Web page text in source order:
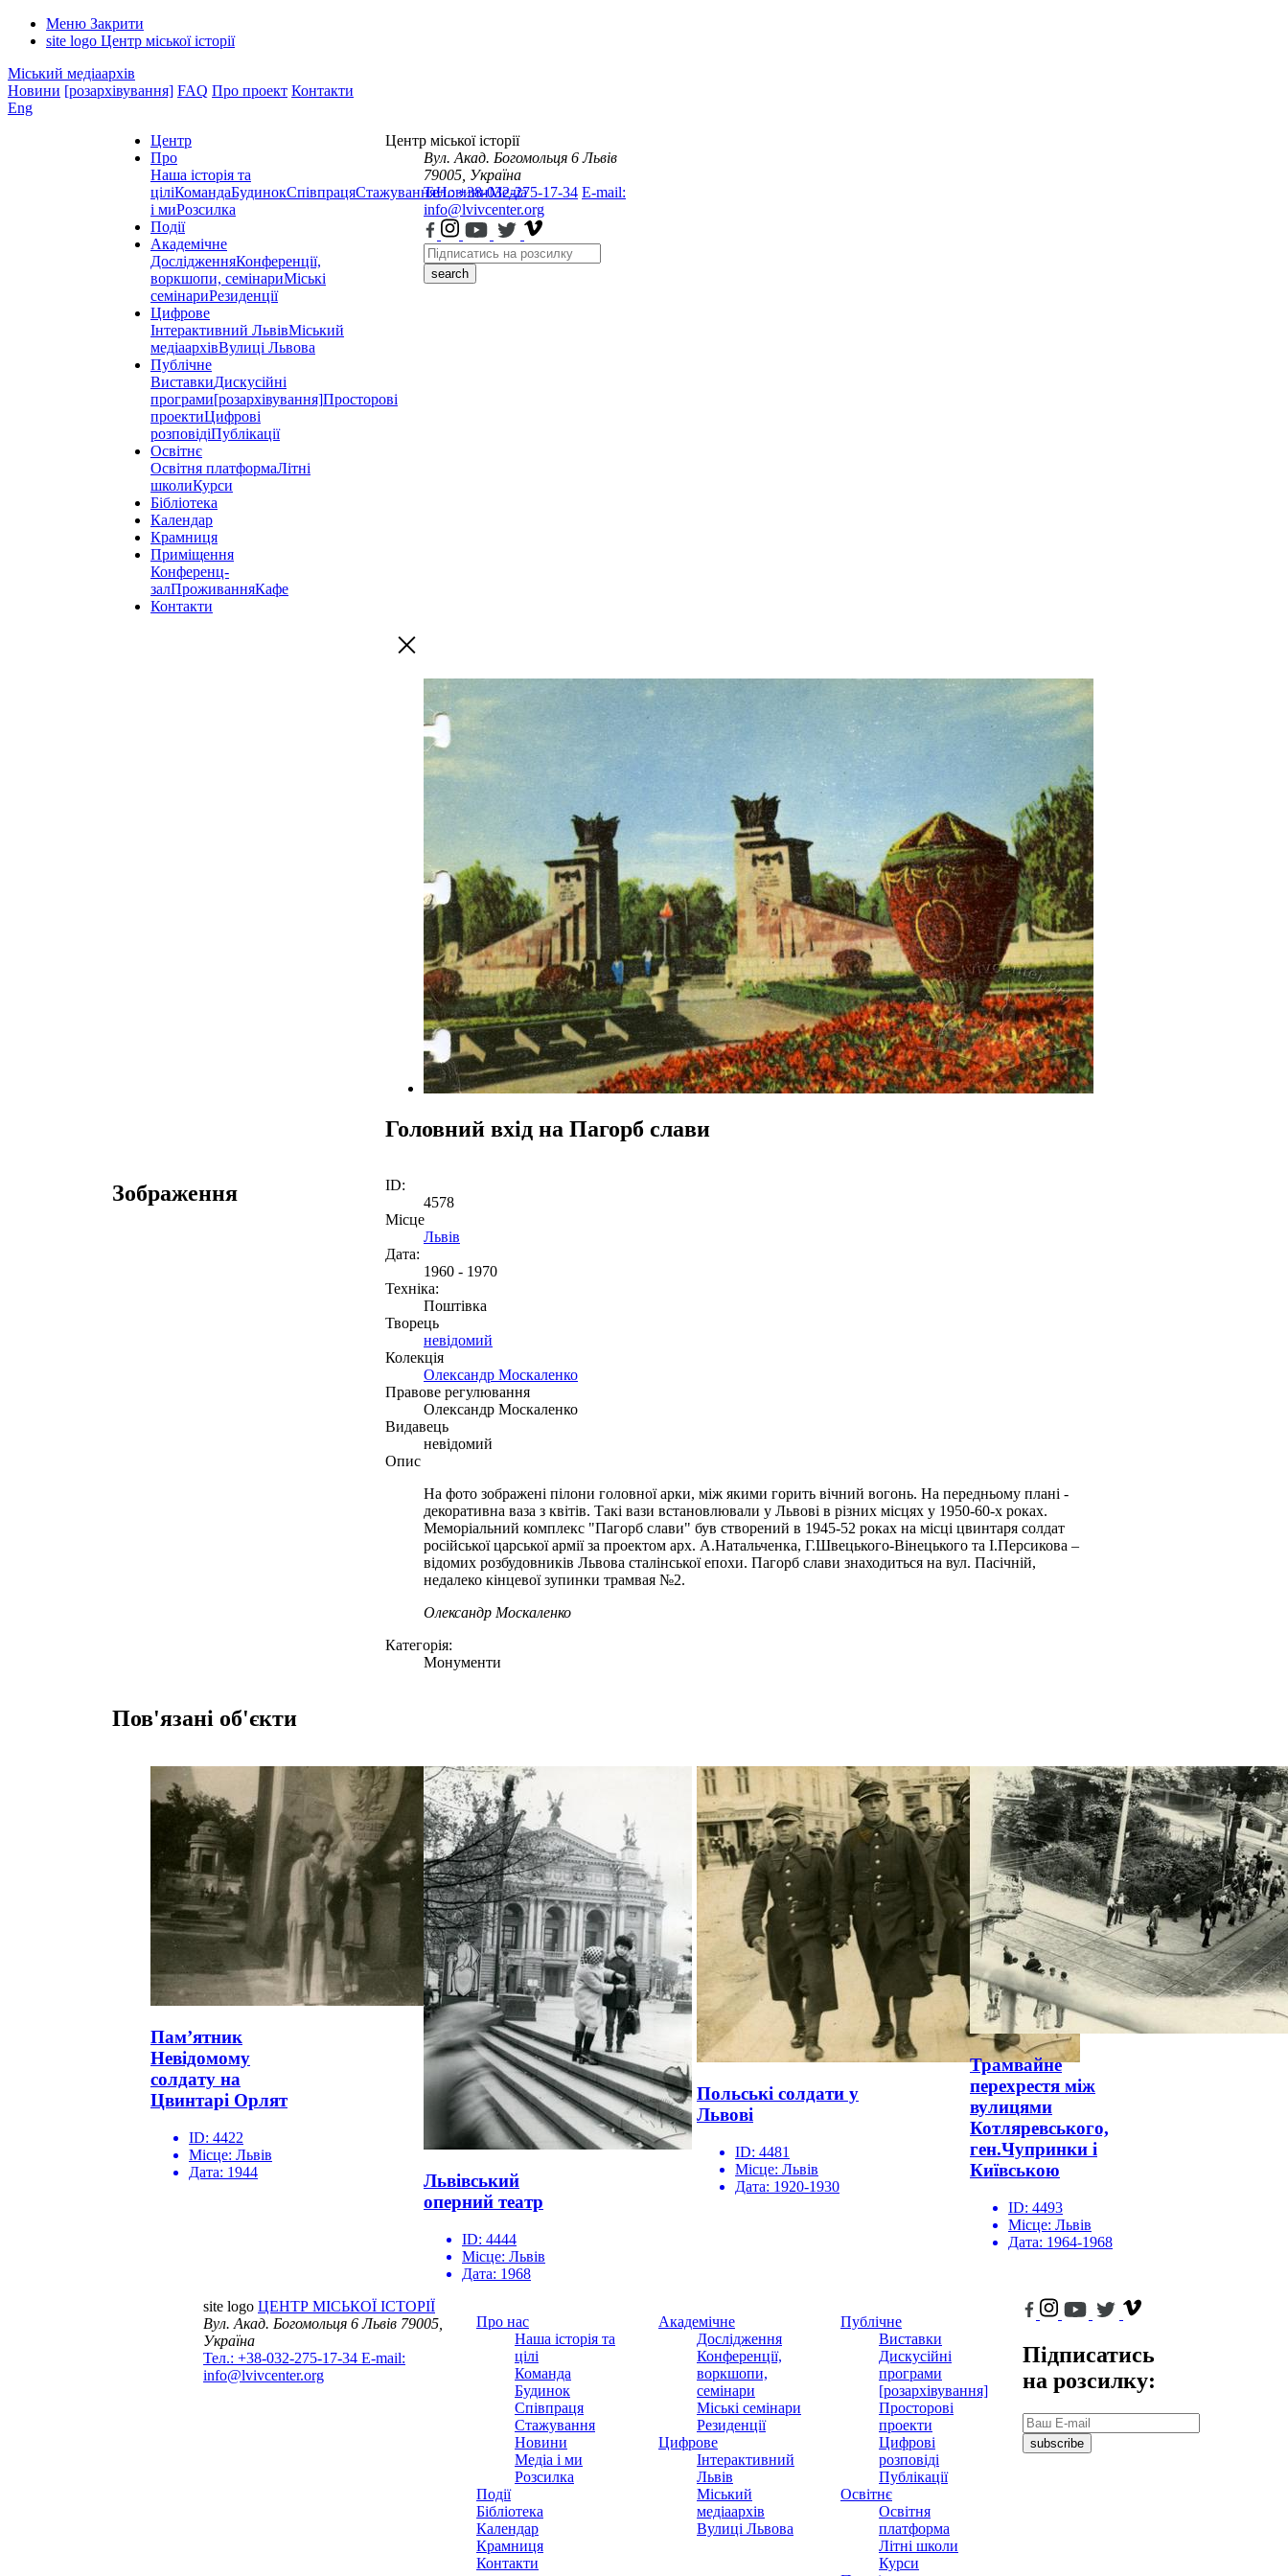
Меню Закрити
site logo Центр міської історії
Міський медіаархів
Новини [розархівування] FAQ Про проект Контакти
Eng
Центр
Про
Наша історія та
ціліКомандаБудинокСпівпрацяСтажуванняНовиниМедіа
і миРозсилка
Події
Академічне
ДослідженняКонференції,
воркшопи, семінариМіські
семінариРезиденції
Цифрове
Інтерактивний ЛьвівМіський
медіаархівВулиці Львова
Публічне
ВиставкиДискусійні
програми[розархівування]Просторові
проектиЦифрові
розповідіПублікації
Освітнє
Освітня платформаЛітні
школиКурси
Бібліотека
Календар
Крамниця
Приміщення
Конференц-
залПроживанняКафе
Контакти
Центр міської історії
Вул. Акад. Богомольця 6 Львів
79005, Україна
Тел.: +38-032-275-17-34 E-mail:
info@lvivcenter.org
search
Головний вхід на Пагорб слави
Зображення
ID:
4578
Місце
Львів
Дата:
1960 - 1970
Техніка:
Поштівка
Творець
невідомий
Колекція
Олександр Москаленко
Правове регулювання
Олександр Москаленко
Видавець
невідомий
Опис
На фото зображені пілони головної арки, між якими горить вічний вогонь. На передньому плані -
декоративна ваза з квітів. Такі вази встановлювали у Львові в різних місцях у 1950-60-х роках.
Меморіальний комплекс "Пагорб слави" був створений в 1945-52 роках на місці цвинтаря солдат
російської царської армії за проектом арх. А.Натальченка, Г.Швецького-Вінецького та І.Персикова –
відомих розбудовників Львова сталінської епохи. Пагорб слави знаходиться на вул. Пасічній,
недалеко кінцевої зупинки трамвая №2.
Олександр Москаленко
Категорія:
Монументи
Пов'язані об'єкти
Пам’ятник
Невідомому
солдату на
Цвинтарі Орлят
ID: 4422
Місце: Львів
Дата: 1944
Львівський
оперний театр
ID: 4444
Місце: Львів
Дата: 1968
Польські солдати у
Львові
ID: 4481
Місце: Львів
Дата: 1920-1930
Трамвайне
перехрестя між
вулицями
Котляревського,
ген.Чупринки і
Київською
ID: 4493
Місце: Львів
Дата: 1964-1968
site logo ЦЕНТР МІСЬКОЇ ІСТОРІЇ
Вул. Акад. Богомольця 6Львів 79005,
Україна
Тел.: +38-032-275-17-34 E-mail:
info@lvivcenter.org
Про нас
Наша історія та
цілі
Команда
Будинок
Співпраця
Стажування
Новини
Медіа і ми
Розсилка
Події
Бібліотека
Календар
Крамниця
Контакти
Академічне
Дослідження
Конференції,
воркшопи,
семінари
Міські семінари
Резиденції
Цифрове
Інтерактивний
Львів
Міський
медіаархів
Вулиці Львова
Публічне
Виставки
Дискусійні
програми
[розархівування]
Просторові
проекти
Цифрові
розповіді
Публікації
Освітнє
Освітня
платформа
Літні школи
Курси
Підписатись
на розсилку:
subscribe